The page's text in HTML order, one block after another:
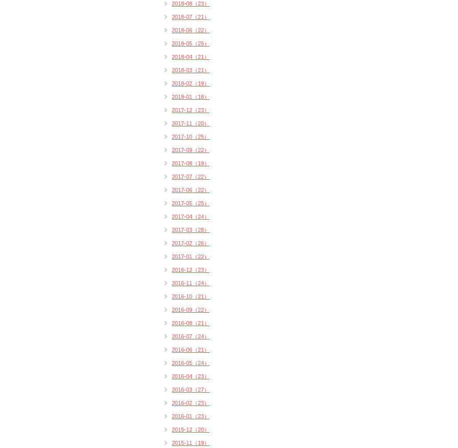
2018-08（23）
2018-07（21）
2018-06（22）
2018-05（25）
2018-04（21）
2018-03（21）
2018-02（19）
2018-01（18）
2017-12（23）
2017-11（20）
2017-10（25）
2017-09（22）
2017-08（19）
2017-07（22）
2017-06（22）
2017-05（25）
2017-04（24）
2017-03（28）
2017-02（26）
2017-01（22）
2016-12（23）
2016-11（24）
2016-10（21）
2016-09（22）
2016-08（21）
2016-07（24）
2016-06（21）
2016-05（24）
2016-04（23）
2016-03（27）
2016-02（23）
2016-01（23）
2015-12（20）
2015-11（19）